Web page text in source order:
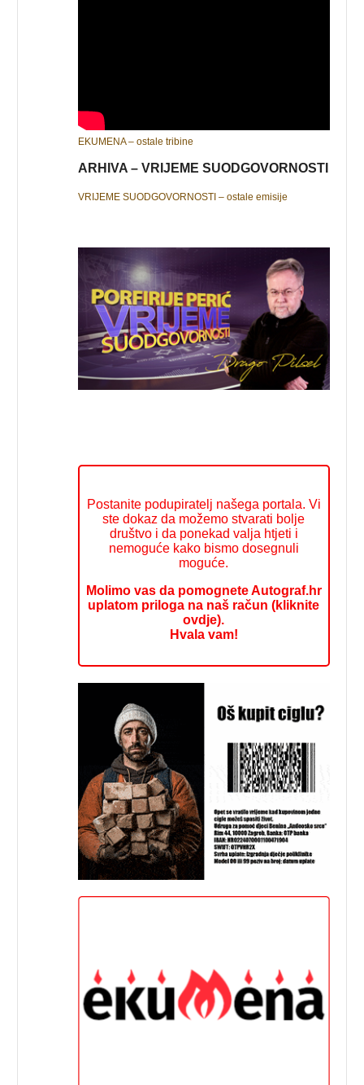
EKUMENA – ostale tribine
ARHIVA – VRIJEME SUODGOVORNOSTI
VRIJEME SUODGOVORNOSTI – ostale emisije
Postanite podupiratelj našega portala. Vi
ste dokaz da možemo stvarati bolje
društvo i da ponekad valja htjeti i
nemoguće kako bismo dosegnuli
moguće.
Molimo vas da pomognete Autograf.hr
uplatom priloga na naš račun (kliknite
ovdje).
Hvala vam!